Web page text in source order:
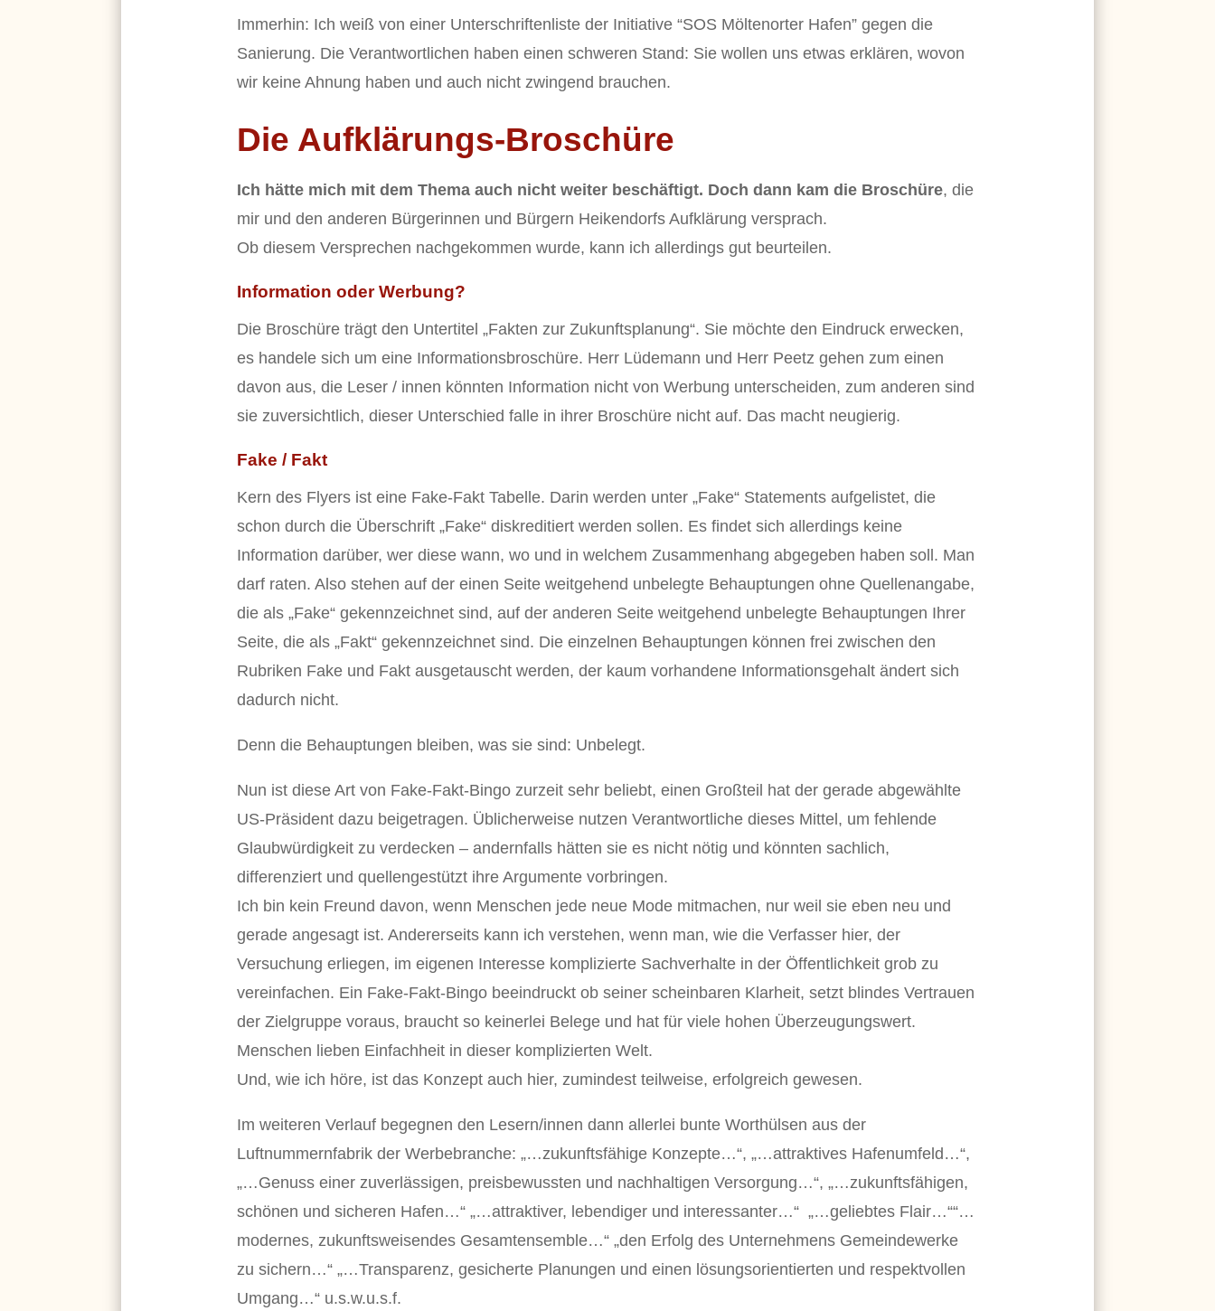
Immerhin: Ich weiß von einer Unterschriftenliste der Initiative “SOS Möltenorter Hafen” gegen die
Sanierung. Die Verantwortlichen haben einen schweren Stand: Sie wollen uns etwas erklären, wovon
wir keine Ahnung haben und auch nicht zwingend brauchen.
Die Aufklärungs-Broschüre
Ich hätte mich mit dem Thema auch nicht weiter beschäftigt. Doch dann kam die Broschüre, die
mir und den anderen Bürgerinnen und Bürgern Heikendorfs Aufklärung versprach.
Ob diesem Versprechen nachgekommen wurde, kann ich allerdings gut beurteilen.
Information oder Werbung?
Die Broschüre trägt den Untertitel „Fakten zur Zukunftsplanung“. Sie möchte den Eindruck erwecken,
es handele sich um eine Informationsbroschüre. Herr Lüdemann und Herr Peetz gehen zum einen
davon aus, die Leser / innen könnten Information nicht von Werbung unterscheiden, zum anderen sind
sie zuversichtlich, dieser Unterschied falle in ihrer Broschüre nicht auf. Das macht neugierig.
Fake / Fakt
Kern des Flyers ist eine Fake-Fakt Tabelle. Darin werden unter „Fake“ Statements aufgelistet, die
schon durch die Überschrift „Fake“ diskreditiert werden sollen. Es findet sich allerdings keine
Information darüber, wer diese wann, wo und in welchem Zusammenhang abgegeben haben soll. Man
darf raten. Also stehen auf der einen Seite weitgehend unbelegte Behauptungen ohne Quellenangabe,
die als „Fake“ gekennzeichnet sind, auf der anderen Seite weitgehend unbelegte Behauptungen Ihrer
Seite, die als „Fakt“ gekennzeichnet sind. Die einzelnen Behauptungen können frei zwischen den
Rubriken Fake und Fakt ausgetauscht werden, der kaum vorhandene Informationsgehalt ändert sich
dadurch nicht.
Denn die Behauptungen bleiben, was sie sind: Unbelegt.
Nun ist diese Art von Fake-Fakt-Bingo zurzeit sehr beliebt, einen Großteil hat der gerade abgewählte
US-Präsident dazu beigetragen. Üblicherweise nutzen Verantwortliche dieses Mittel, um fehlende
Glaubwürdigkeit zu verdecken – andernfalls hätten sie es nicht nötig und könnten sachlich,
differenziert und quellengestützt ihre Argumente vorbringen.
Ich bin kein Freund davon, wenn Menschen jede neue Mode mitmachen, nur weil sie eben neu und
gerade angesagt ist. Andererseits kann ich verstehen, wenn man, wie die Verfasser hier, der
Versuchung erliegen, im eigenen Interesse komplizierte Sachverhalte in der Öffentlichkeit grob zu
vereinfachen. Ein Fake-Fakt-Bingo beeindruckt ob seiner scheinbaren Klarheit, setzt blindes Vertrauen
der Zielgruppe voraus, braucht so keinerlei Belege und hat für viele hohen Überzeugungswert.
Menschen lieben Einfachheit in dieser komplizierten Welt.
Und, wie ich höre, ist das Konzept auch hier, zumindest teilweise, erfolgreich gewesen.
Im weiteren Verlauf begegnen den Lesern/innen dann allerlei bunte Worthülsen aus der
Luftnummernfabrik der Werbebranche: „…zukunftsfähige Konzepte…“, „…attraktives Hafenumfeld…“,
„…Genuss einer zuverlässigen, preisbewussten und nachhaltigen Versorgung…“, „…zukunftsfähigen,
schönen und sicheren Hafen…“ „…attraktiver, lebendiger und interessanter…“ „…geliebtes Flair…““…
modernes, zukunftsweisendes Gesamtensemble…“ „den Erfolg des Unternehmens Gemeindewerke
zu sichern…“ „…Transparenz, gesicherte Planungen und einen lösungsorientierten und respektvollen
Umgang…“ u.s.w.u.s.f.